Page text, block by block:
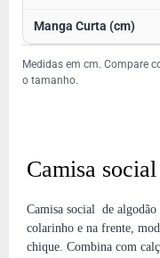
Medidas em cm. Compare
o tamanho.
Camisa social
Camisa social de
colarinho e na frente,
chique. Combina com